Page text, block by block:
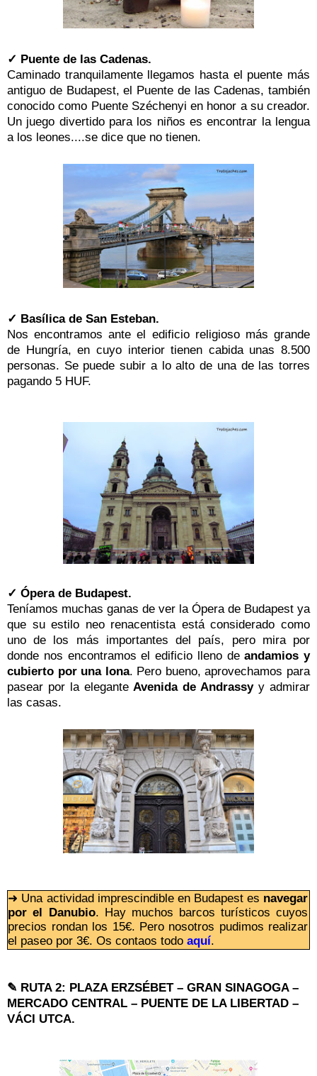
✓ Puente de las Cadenas.
Caminado tranquilamente llegamos hasta el puente más
antiguo de Budapest, el Puente de las Cadenas, también
conocido como Puente Széchenyi en honor a su creador.
Un juego divertido para los niños es encontrar la lengua
a los leones....se dice que no tienen.
✓ Basílica de San Esteban.
Nos encontramos ante el edificio religioso más grande
de Hungría, en cuyo interior tienen cabida unas 8.500
personas. Se puede subir a lo alto de una de las torres
pagando 5 HUF.
✓ Ópera de Budapest.
Teníamos muchas ganas de ver la Ópera de Budapest ya
que su estilo neo renacentista está considerado como
uno de los más importantes del país, pero mira por
donde nos encontramos el edificio lleno deandamios y
cubierto por una lona. Pero bueno, aprovechamos para
pasear por la elegante Avenida de Andrassyy admirar
las casas.
➜ Una actividad imprescindible en Budapest es navegar
por el Danubio. Hay muchos barcos turísticos cuyos
precios rondan los 15€. Pero nosotros pudimos realizar
el paseo por 3€. Os contaos todoaquí.
✎ RUTA 2: PLAZA ERZSÉBET – GRAN SINAGOGA –
MERCADO CENTRAL – PUENTE DE LA LIBERTAD –
VÁCI UTCA.